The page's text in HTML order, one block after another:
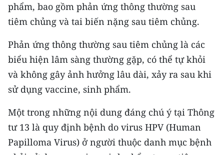
Media Kinh tế
Media Xã hội
Media Pháp luật
Media Thế giới
Media Thể thao
phẩm, bao gồm phản ứng thông thường sau
tiêm chủng và tai biến nặng sau tiêm chủng.
Phản ứng thông thường sau tiêm chủng là các
biểu hiện lâm sàng thường gặp, có thể tự khỏi
và không gây ảnh hưởng lâu dài, xảy ra sau khi
sử dụng vaccine, sinh phẩm.
Một trong những nội dung đáng chú ý tại Thông
tư 13 là quy định bệnh do virus HPV (Human
Papilloma Virus) ở người thuộc danh mục bệnh